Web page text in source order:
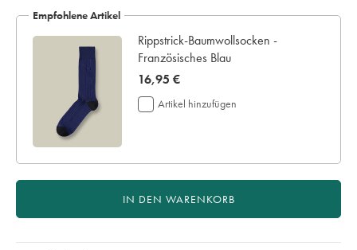
sourceCode=dmdefault
stars
Empfohlene Artikel
Rippstrick-Baumwollsocken -
Französisches Blau
now
16,95
€
16,95 €
Artikel hinzufügen
IN DEN WARENKORB